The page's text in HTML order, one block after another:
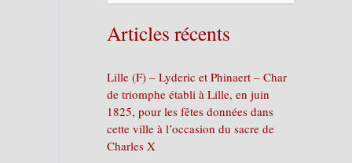
e
c
h
r
:
Articles récents
Lille (F) – Lyderic et Phinaert – Char
de triomphe établi à Lille, en juin
1825, pour les fêtes données dans
cette ville à l’occasion du sacre de
Charles X